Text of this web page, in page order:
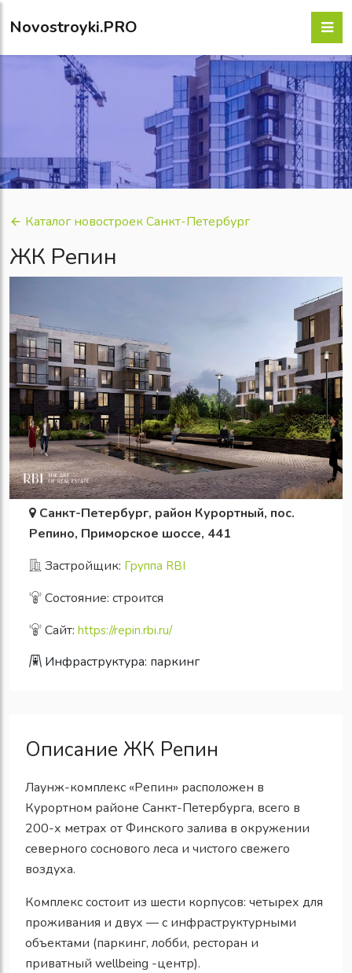
Novostroyki.PRO
Каталог новостроек Санкт-Петербург
ЖК Репин
Санкт-Петербург, район Курортный, пос.
Репино, Приморское шоссе, 441
Застройщик: Группа RBI
Состояние: строится
Сайт: https://repin.rbi.ru/
Инфраструктура: паркинг
Описание ЖК Репин
Лаунж-комплекс «Репин» расположен в
Курортном районе Санкт-Петербурга, всего в
200-х метрах от Финского залива в окружении
северного соснового леса и чистого свежего
воздуха.
Комплекс состоит из шести корпусов: четырех для
проживания и двух — с инфраструктурными
объектами (паркинг, лобби, ресторан и
приватный wellbeing -центр).